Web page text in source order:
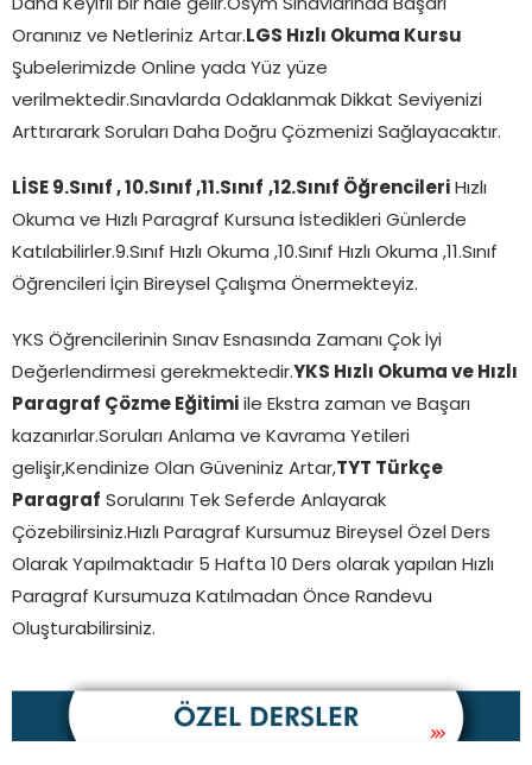
Daha Keyifli bir hale gelir.Ösym Sınavlarında Başarı
Oranınız ve Netleriniz Artar.LGS Hızlı Okuma Kursu
Şubelerimizde Online yada Yüz yüze
verilmektedir.Sınavlarda Odaklanmak Dikkat Seviyenizi
Arttırarark Soruları Daha Doğru Çözmenizi Sağlayacaktır.
LİSE 9.Sınıf , 10.Sınıf ,11.Sınıf ,12.Sınıf Öğrencileri Hızlı
Okuma ve Hızlı Paragraf Kursuna İstedikleri Günlerde
Katılabilirler.9.Sınıf Hızlı Okuma ,10.Sınıf Hızlı Okuma ,11.Sınıf
Öğrencileri İçin Bireysel Çalışma Önermekteyiz.
YKS Öğrencilerinin Sınav Esnasında Zamanı Çok İyi
Değerlendirmesi gerekmektedir.YKS Hızlı Okuma ve Hızlı
Paragraf Çözme Eğitimi ile Ekstra zaman ve Başarı
kazanırlar.Soruları Anlama ve Kavrama Yetileri
gelişir,Kendinize Olan Güveniniz Artar,TYT Türkçe
Paragraf Sorularını Tek Seferde Anlayarak
Çözebilirsiniz.Hızlı Paragraf Kursumuz Bireysel Özel Ders
Olarak Yapılmaktadır 5 Hafta 10 Ders olarak yapılan Hızlı
Paragraf Kursumuza Katılmadan Önce Randevu
Oluşturabilirsiniz.